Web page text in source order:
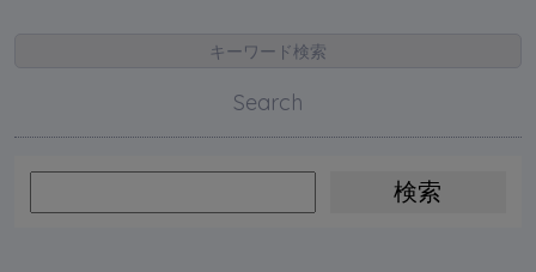
キーワード検索
Search